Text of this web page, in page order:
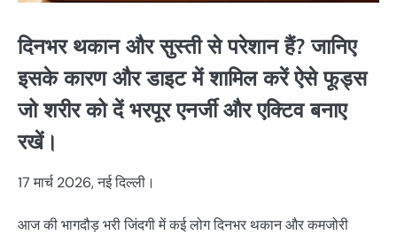
दिनभर थकान और सुस्ती से परेशान हैं? जानिए
इसके कारण और डाइट में शामिल करें ऐसे फूड्स
जो शरीर को दें भरपूर एनर्जी और एक्टिव बनाए
रखें।
17 मार्च 2026, नई दिल्ली।
आज की भागदौड़ भरी जिंदगी में कई लोग दिनभर थकान और कमजोरी